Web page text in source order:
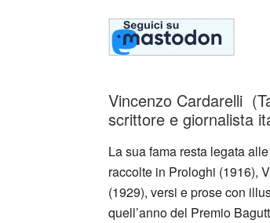
Vincenzo Cardarelli
scrittore e giornalista
La sua fama resta legata
raccolte in Prologhi (1916),
(1929), versi e prose con
quell’anno del Premio